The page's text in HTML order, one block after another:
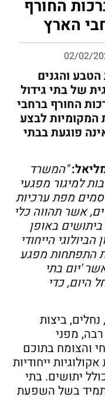
החורף
הארץ
02/02/
והגנים
של בתי גידול
החורף ברחבי
המקומיות לבצע
פוגעת בבתי
"המשרד
למיגור מפגעי
מפת ערכיות
אשר תהווה כלי
באופן
הייחודי
התפתחות מפגע
'יום בתי
היום, כדי
ביצות
מפני
והצומח בתוכם
ייחודיות
יתושים. בתי
בשל השפעת